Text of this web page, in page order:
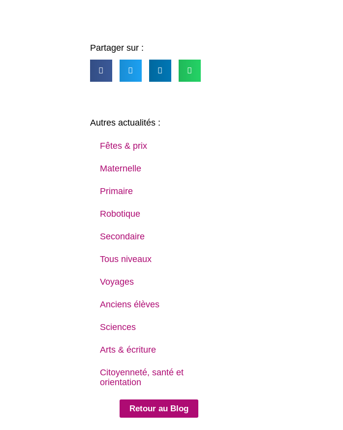
Partager sur :
Autres actualités :
Fêtes & prix
Maternelle
Primaire
Robotique
Secondaire
Tous niveaux
Voyages
Anciens élèves
Sciences
Arts & écriture
Citoyenneté, santé et
orientation
Retour au Blog